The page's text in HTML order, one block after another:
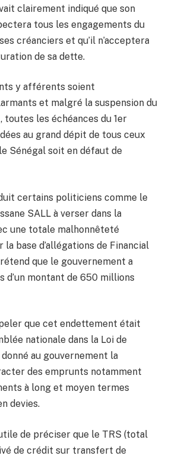
clairement indiqué que son
tous les engagements du
créanciers et qu’il n’acceptera
de sa dette.
y afférents soient
et malgré la suspension du
toutes les échéances du 1er
au grand dépit de tous ceux
Sénégal soit en défaut de
certains politiciens comme le
SALL à verser dans la
une totale malhonnêteté
base d’allégations de Financial
que le gouvernement a
d’un montant de 650 millions
que cet endettement était
nationale dans la Loi de
au gouvernement la
des emprunts notamment
à long et moyen termes
devies.
de préciser que le TRS (total
de crédit sur transfert de